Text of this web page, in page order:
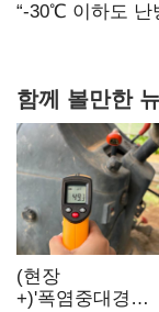
없어”
“-30℃ 이하도 난
함께 볼만한
(현장
+)'폭염중대경보'